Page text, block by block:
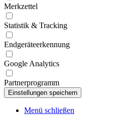
Merkzettel
Statistik & Tracking
Endgeräteerkennung
Google Analytics
Partnerprogramm
Menü schließen